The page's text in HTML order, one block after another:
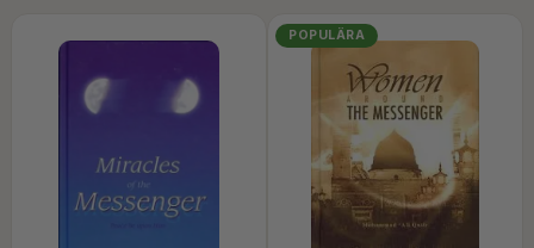
POPULÄRA